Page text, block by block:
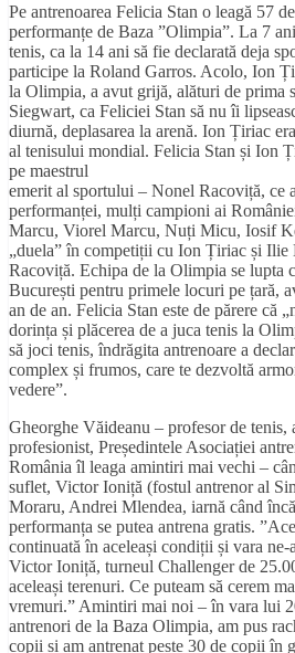
Pe antrenoarea Felicia Stan o leagă 57
performanțe de Baza ”Olimpia”. La 7
tenis, ca la 14 ani să fie declarată deja
participe la Roland Garros. Acolo, Ion
la Olimpia, a avut grijă, alături de prima
Siegwart, ca Feliciei Stan să nu îi
diurnă, deplasarea la arenă. Ion Țiriac
al tenisului mondial. Felicia Stan și Ion
pe maestrul
emerit al sportului – Nonel Racoviță, ce
performanței, mulți campioni ai
Marcu, Viorel Marcu, Nuți Micu, Iosif
„duela” în competiții cu Ion Țiriac și Ilie
Racoviță. Echipa de la Olimpia se lupta
București pentru primele locuri pe țară,
an de an. Felicia Stan este de părere că
dorința și plăcerea de a juca tenis la
să joci tenis, îndrăgita antrenoare a
complex și frumos, care te dezvoltă
vedere”.
Gheorghe Văideanu – profesor de
profesionist, Președintele Asociației
România îl leaga amintiri mai vechi –
suflet, Victor Ioniță (fostul antrenor al
Moraru, Andrei Mlendea, iarnă când
performanța se putea antrena gratis.
continuată în aceleași condiții și vara ne-
Victor Ioniță, turneul Challenger de
aceleași terenuri. Ce puteam să cerem
vremuri.” Amintiri mai noi – în vara lui
antrenori de la Baza Olimpia, am pus
copii și am antrenat peste 30 de copii în